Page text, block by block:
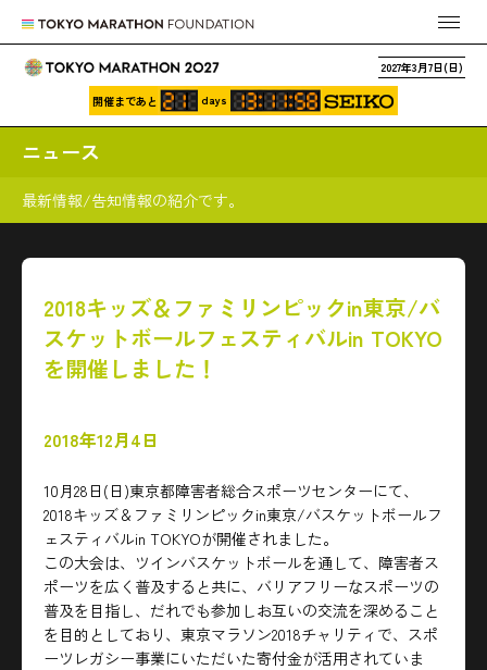
2027年3月7日(日)
開催まであと days
ニュース
最新情報/告知情報の紹介です。
2018キッズ＆ファミリンピックin東京/バ
スケットボールフェスティバルin TOKYO
を開催しました！
2018年12月4日
10月28日(日)東京都障害者総合スポーツセンターにて、
2018キッズ＆ファミリンピックin東京/バスケットボールフ
ェスティバルin TOKYOが開催されました。
この大会は、ツインバスケットボールを通して、障害者ス
ポーツを広く普及すると共に、バリアフリーなスポーツの
普及を目指し、だれでも参加しお互いの交流を深めること
を目的としており、東京マラソン2018チャリティで、スポ
ーツレガシー事業にいただいた寄付金が活用されていま